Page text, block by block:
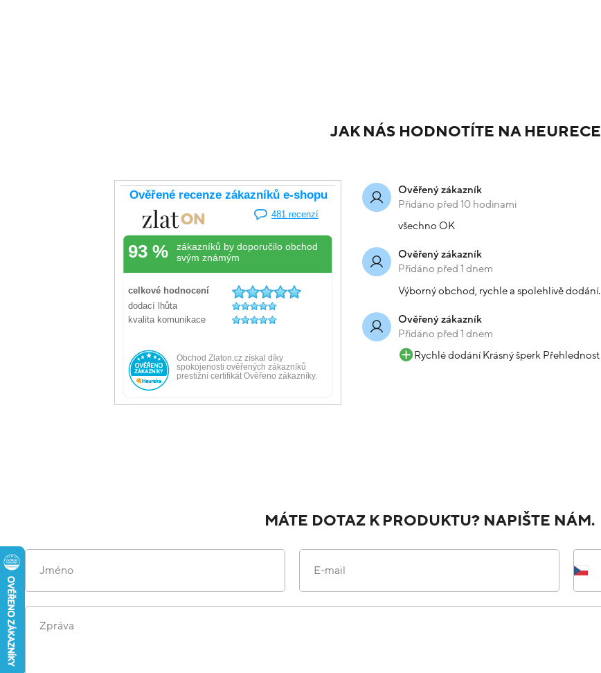
JAK NÁS HODNOTÍTE NA HEURECE
Ověřený zákazník
Přidáno před 10 hodinami
všechno OK
Ověřený zákazník
Přidáno před 1 dnem
Výborný obchod, rychle a spolehlivě dodání.
Ověřený zákazník
Přidáno před 1 dnem
Rychlé dodání Krásný šperk Přehlednost
MÁTE DOTAZ K PRODUKTU? NAPIŠTE NÁM.
Jméno E-mail
Zpráva